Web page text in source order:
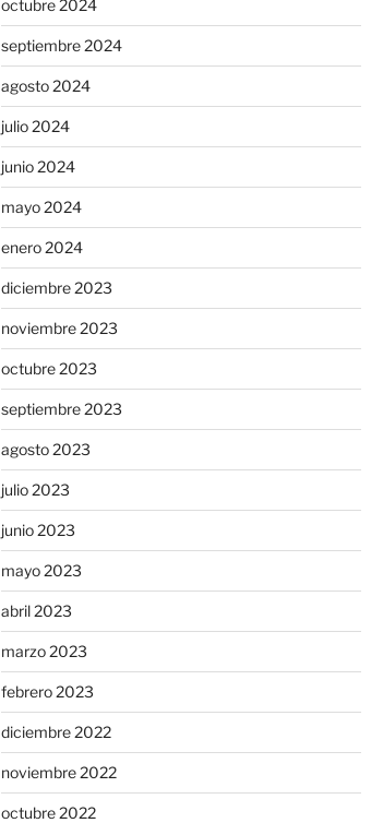
octubre 2024
septiembre 2024
agosto 2024
julio 2024
junio 2024
mayo 2024
enero 2024
diciembre 2023
noviembre 2023
octubre 2023
septiembre 2023
agosto 2023
julio 2023
junio 2023
mayo 2023
abril 2023
marzo 2023
febrero 2023
diciembre 2022
noviembre 2022
octubre 2022